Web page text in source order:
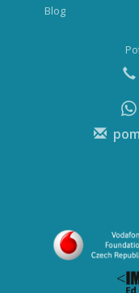
Blog